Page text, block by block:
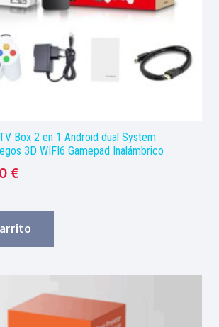
Box 2 en 1 Android dual System
3D WIFI6 Gamepad Inalámbrico
€.
€El
actual
es:
59,00 €.